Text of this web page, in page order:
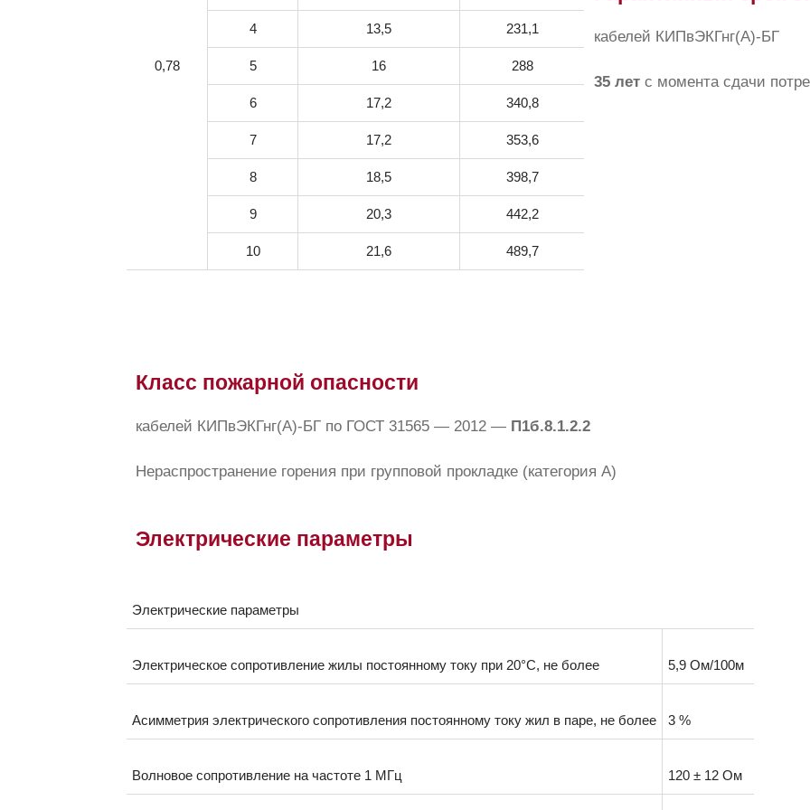
0,78
4 13,5 231,1
5 16 288
6 17,2 340,8
7 17,2 353,6
8 18,5 398,7
9 20,3 442,2
10 21,6 489,7
кабелей КИПвЭКГнг(А)-БГ
35 летс момента сдачи
Класс пожарной опасности
кабелей КИПвЭКГнг(А)-БГ по ГОСТ 31565 — 2012 — П1б.8.1.2.2
Нераспространение горения при групповой прокладке (категория А)
Электрические параметры
Электрические параметры
Электрическое сопротивление жилы постоянному току при 20°C, не более 5,9 Ом/100м
Асимметрия электрического сопротивления постоянному току жил в паре, не более 3 %
Волновое сопротивление на частоте 1 МГц 120 ± 12 Ом